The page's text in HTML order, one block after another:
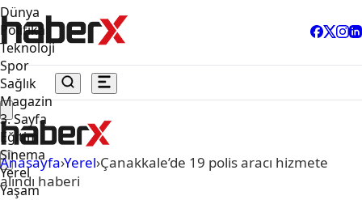
Dünya
Politika
Teknoloji
Spor
Sağlık
Magazin
3. Sayfa
Eğitim
Sinema
Yerel
Yaşam
Anasayfa›Yerel›Çanakkale’de 19 polis aracı hizmete
alındı haberi